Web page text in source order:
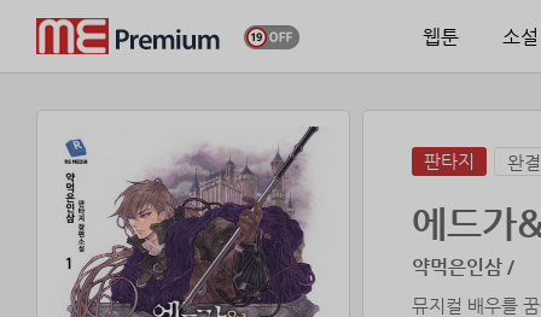
웹툰 소설
판타지 완결
에드가
약먹은인삼 /
뮤지컬 배우를